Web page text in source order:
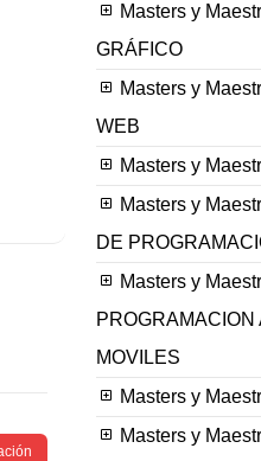
Masters y
GRÁFICO
Masters y
WEB
Masters y
Masters y
DE
Masters y
MOVILES
Masters y
Masters y